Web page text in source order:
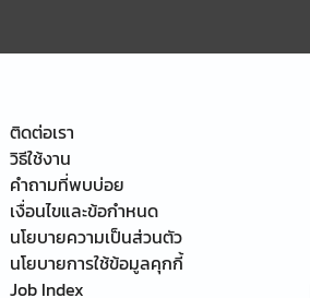
ติดต่อเรา
วิธีใช้งาน
คำถามที่พบบ่อย
เงื่อนไขและข้อกำหนด
นโยบายความเป็นส่วนตัว
นโยบายการใช้ข้อมูลคุกกี้
Job Index